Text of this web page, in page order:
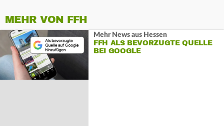
MEHR VON FFH
Mehr News aus Hessen
FFH ALS BEVORZUGTE QUELLE
BEI GOOGLE